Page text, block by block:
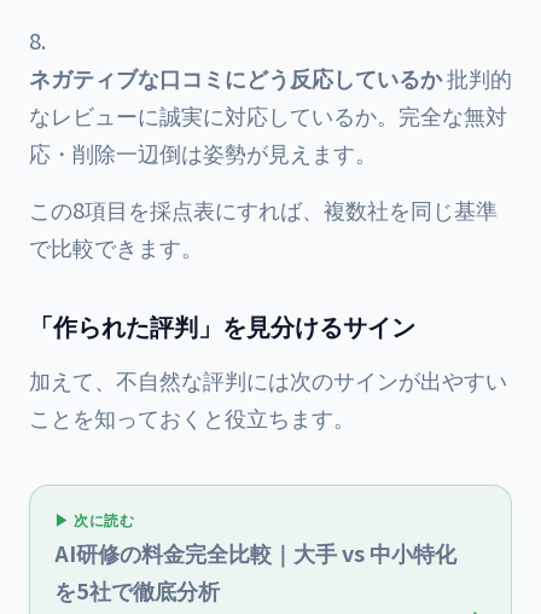
ネガティブな口コミにどう反応しているか批判的
なレビューに誠実に対応しているか。完全な無対
応・削除一辺倒は姿勢が見えます。
この8項目を採点表にすれば、複数社を同じ基準
で比較できます。
「作られた評判」を見分けるサイン
加えて、不自然な評判には次のサインが出やすい
ことを知っておくと役立ちます。
▶ 次に読む
AI研修の料金完全比較｜大手 vs 中小特化
を5社で徹底分析